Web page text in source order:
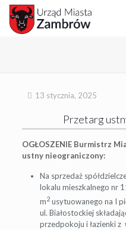
13 stycznia, 2025
Przetarg
OGŁOSZENIE Burmistrz
ustny nieograniczony:
Na sprzedaż
lokalu mieszkalnego nr
m2usytuowanego na I
ul. Białostockiej
przedpokoju i łazienki z